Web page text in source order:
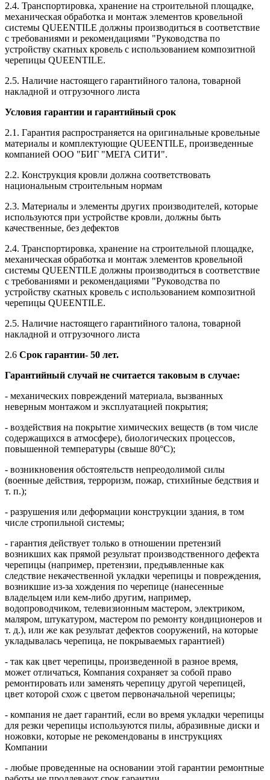
2.4. Транспортировка, хранение на строительной площадке,
механическая обработка и монтаж элементов кровельной
системы QUEENTILE должны производиться в соответствие
с требованиями и рекомендациями "Руководства по
устройству скатных кровель с использованием композитной
черепицы QUEENTILE.
2.5. Наличие настоящего гарантийного талона, товарной
накладной и отгрузочного листа
Условия гарантии и гарантийный срок
2.1. Гарантия распространяется на оригинальные кровельные
материалы и комплектующие QUEENTILE, произведенные
компанией ООО "БИГ "МЕГА СИТИ".
2.2. Конструкция кровли должна соответствовать
национальным строительным нормам
2.3. Материалы и элементы других производителей, которые
используются при устройстве кровли, должны быть
качественные, без дефектов
2.4. Транспортировка, хранение на строительной площадке,
механическая обработка и монтаж элементов кровельной
системы QUEENTILE должны производиться в соответствие
с требованиями и рекомендациями "Руководства по
устройству скатных кровель с использованием композитной
черепицы QUEENTILE.
2.5. Наличие настоящего гарантийного талона, товарной
накладной и отгрузочного листа
2.6 Срок гарантии- 50 лет.
Гарантийный случай не считается таковым в случае:
- механических повреждений материала, вызванных
неверным монтажом и эксплуатацией покрытия;
- воздействия на покрытие химических веществ (в том числе
содержащихся в атмосфере), биологических процессов,
повышенной температуры (свыше 80°С);
- возникновения обстоятельств непреодолимой силы
(военные действия, терроризм, пожар, стихийные бедствия и
т. п.);
- разрушения или деформации конструкции здания, в том
числе стропильной системы;
- гарантия действует только в отношении претензий
возникших как прямой результат производственного дефекта
черепицы (например, претензии, предъявленные как
следствие некачественной укладки черепицы и повреждения,
возникшие из-за хождения по черепице (нанесенные
владельцем или кем-либо другим, например,
водопроводчиком, телевизионным мастером, электриком,
маляром, штукатуром, мастером по ремонту кондиционеров и
т. д.), или же как результат дефектов сооружений, на которые
укладывалась черепица, не покрываемых гарантией)
- так как цвет черепицы, произведенной в разное время,
может отличаться, Компания сохраняет за собой право
ремонтировать или заменять черепицу другой черепицей,
цвет которой схож с цветом первоначальной черепицы;
- компания не дает гарантий, если во время укладки черепицы
для резки черепицы используются пилы, абразивные диски и
ножовки, которые не рекомендованы в инструкциях
Компании
- любые проведенные на основании этой гарантии ремонтные